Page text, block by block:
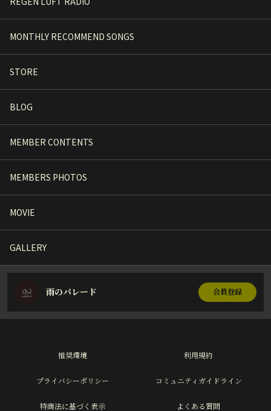
MONTHLY RECOMMEND SONGS
STORE
BLOG
MEMBER CONTENTS
MEMBERS PHOTOS
MOVIE
GALLERY
雨のパレード 会員登録
推奨環境 利用規約
プライバシーポリシー コミュニティガイドライン
特商法に基づく表示 よくある質問